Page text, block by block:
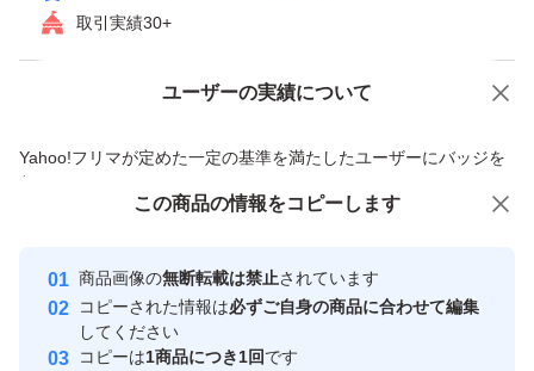
取引実績30+
ユーザーの実績について
Yahoo!フリマが定めた一定の基準を満たしたユーザーにバッジを
付与しています
安心取引出品者
心・安全なユーザーです
取引実績
価格の相談 商品への質問
この商品の情報をコピーします
商品画像の無断転載は禁止されています
コピーされた情報は必ずご自身の商品に合わせて編集
してください
コピーは1商品につき1回です
この商品をみている人にオススメ